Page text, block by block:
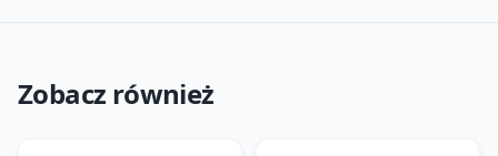
Zobacz również